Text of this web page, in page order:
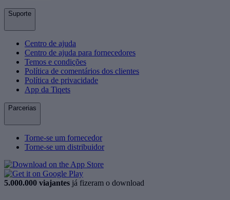
Suporte
Centro de ajuda
Centro de ajuda para fornecedores
Temos e condições
Política de comentários dos clientes
Política de privacidade
App da Tiqets
Parcerias
Torne-se um fornecedor
Torne-se um distribuidor
5.000.000 viajantes já fizeram o download